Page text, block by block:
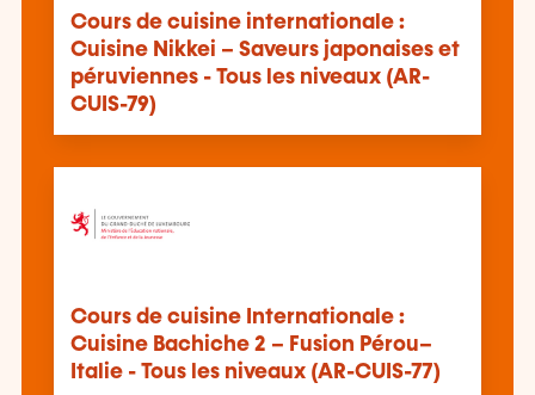
Cours de cuisine internationale :
Cuisine Nikkei – Saveurs japonaises et
péruviennes - Tous les niveaux (AR-
CUIS-79)
Cours de cuisine Internationale :
Cuisine Bachiche 2 – Fusion Pérou–
Italie - Tous les niveaux (AR-CUIS-77)